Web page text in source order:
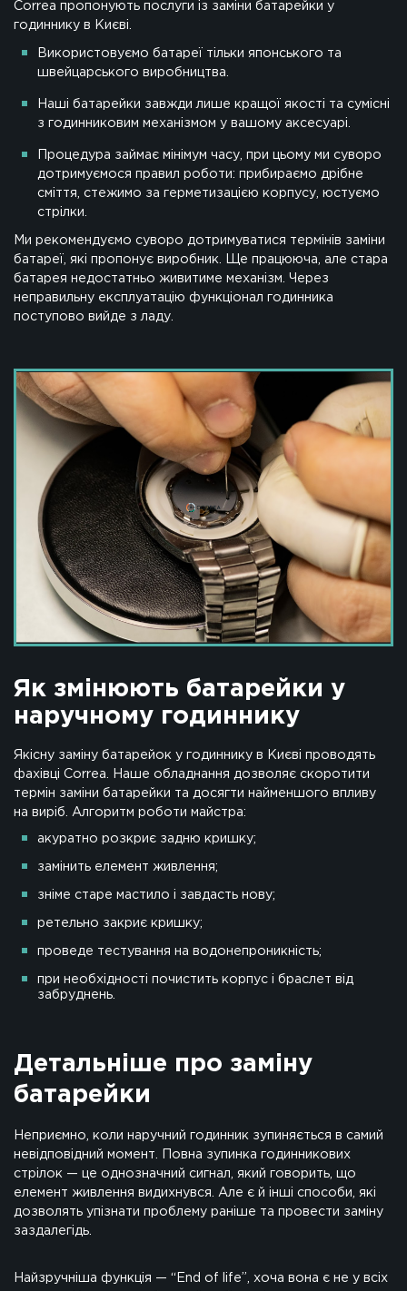
Ремонт кварцових годинників
Пошиття ремінців
Заміна годинникового механізму
Заміна скла
Correa пропонують послуги із заміни батарейки у
годиннику в Києві.
Використовуємо батареї тільки японського та
швейцарського виробництва.
Наші батарейки завжди лише кращої якості та сумісні
з годинниковим механізмом у вашому аксесуарі.
Процедура займає мінімум часу, при цьому ми суворо
дотримуємося правил роботи: прибираємо дрібне
сміття, стежимо за герметизацією корпусу, юстуємо
стрілки.
Ми рекомендуємо суворо дотримуватися термінів заміни
батареї, які пропонує виробник. Ще працююча, але стара
батарея недостатньо живитиме механізм. Через
неправильну експлуатацію функціонал годинника
поступово вийде з ладу.
Як змінюють батарейки у
наручному годиннику
Якісну заміну батарейок у годиннику в Києві проводять
фахівці Correa. Наше обладнання дозволяє скоротити
термін заміни батарейки та досягти найменшого впливу
на виріб. Алгоритм роботи майстра:
акуратно розкриє задню кришку;
замінить елемент живлення;
зніме старе мастило і завдасть нову;
ретельно закриє кришку;
проведе тестування на водонепроникність;
при необхідності почистить корпус і браслет від
забруднень.
Детальніше про заміну
батарейки
Неприємно, коли наручний годинник зупиняється в самий
невідповідний момент. Повна зупинка годинникових
стрілок — це однозначний сигнал, який говорить, що
елемент живлення видихнувся. Але є й інші способи, які
дозволять упізнати проблему раніше та провести заміну
заздалегідь.
Найзручніша функція — “End of life”, хоча вона є не у всіх